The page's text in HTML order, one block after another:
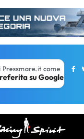
Pressmare.it come
su Google